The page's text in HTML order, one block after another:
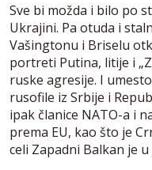
Sve bi možda i bilo po
Ukrajini. Pa otuda i
Vašingtonu i Briselu
portreti Putina, litije i
ruske agresije. I
rusofile iz Srbije i
ipak članice NATO-a i
prema EU, kao što je
celi Zapadni Balkan je